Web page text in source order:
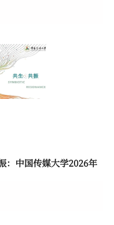
：中国传媒大学2026年